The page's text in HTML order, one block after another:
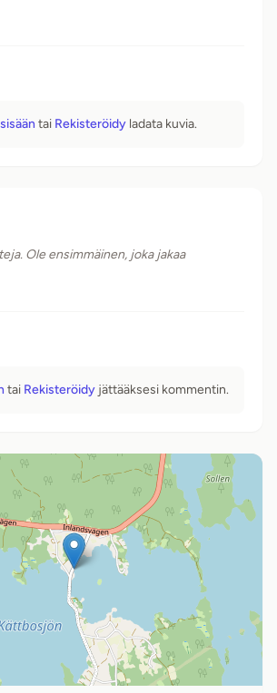
tai Rekisteröidy ladata kuvia.
Ole ensimmäinen, joka jakaa
tai Rekisteröidyjättääksesi kommentin.